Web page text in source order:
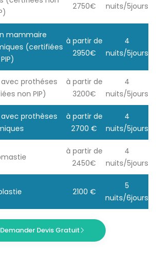
2750€
nuits/5jours
mammaire
(certifiées
à partir de
2950€
4
nuits/5jours
prothéses
non PIP)
à partir de
3200€
4
nuits/5jours
prothèses
à partir de
2700 €
4
nuits/5jours
à partir de
2450€
4
nuits/5jours
2100 €
5
nuits/6jours
Demander Devis Gratuit